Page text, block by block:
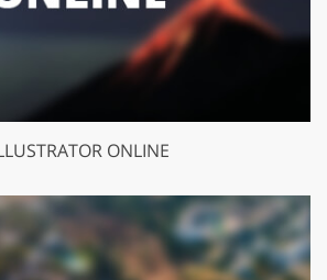
ONLINE